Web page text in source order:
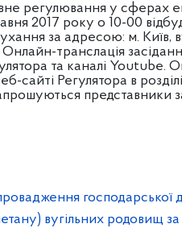
регулювання у сферах
2017 року о 10-00
за адресою: м. Київ,
транслація
та каналі Youtube.
сайті Регулятора в
представники
господарської
вугільних родовищ за